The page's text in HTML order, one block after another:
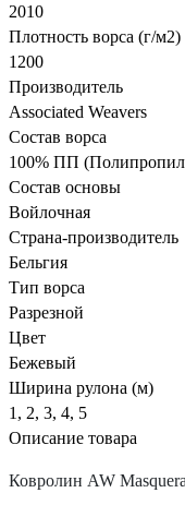
2010
Плотность ворса (г/м2)
1200
Производитель
Associated Weavers
Состав ворса
100% ПП
Состав основы
Войлочная
Страна-производитель
Бельгия
Тип ворса
Разрезной
Цвет
Бежевый
Ширина рулона (м)
1, 2, 3, 4, 5
Описание товара
Ковролин AW